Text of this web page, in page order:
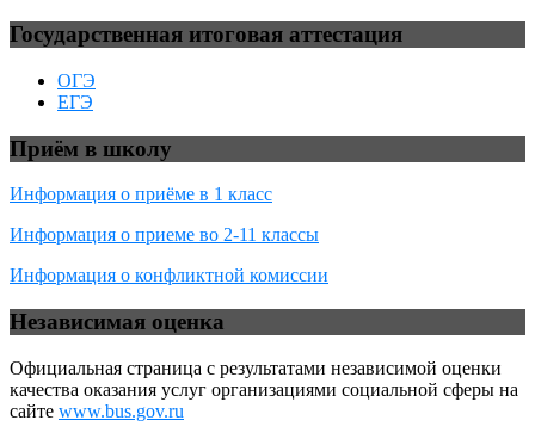
Государственная итоговая аттестация
ОГЭ
ЕГЭ
Приём в школу
Информация о приёме в 1 класс
Информация о приеме во 2-11 классы
Информация о конфликтной комиссии
Независимая оценка
Официальная страница с результатами независимой оценки
качества оказания услуг организациями социальной сферы на
сайте www.bus.gov.ru